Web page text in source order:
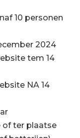
10 personen
2024
tem 14
NA 14
of ter plaatse